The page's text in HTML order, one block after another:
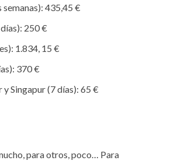
semanas): 435,45 €
250 €
1.834, 15 €
370 €
y Singapur (7 días): 65 €
para otros, poco… Para